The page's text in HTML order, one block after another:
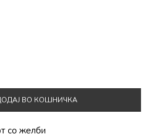
ВО КОШНИЧКА
со желби